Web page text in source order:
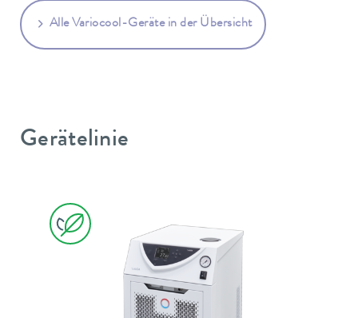
Alle Variocool-Geräte in der Übersicht
Gerätelinie